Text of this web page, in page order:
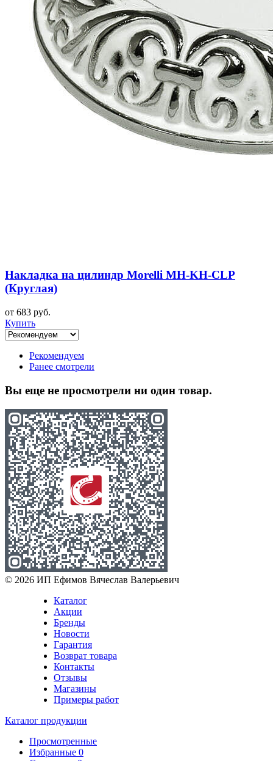
Накладка на цилиндр Morelli MH-KH-CLP
(Круглая)
от 683 руб.
Купить
Рекомендуем
Ранее смотрели
Вы еще не просмотрели ни один товар.
© 2026 ИП Ефимов Вячеслав Валерьевич
Каталог
Акции
Бренды
Новости
Гарантия
Возврат товара
Контакты
Отзывы
Магазины
Примеры работ
Каталог продукции
Просмотренные
Избранные 0